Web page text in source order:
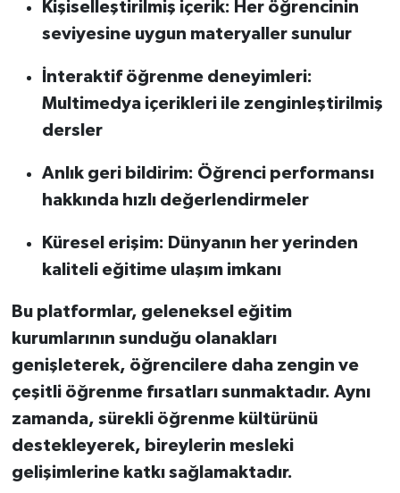
Kişiselleştirilmiş içerik: Her öğrencinin
seviyesine uygun materyaller sunulur
İnteraktif öğrenme deneyimleri:
Multimedya içerikleri ile zenginleştirilmiş
dersler
Anlık geri bildirim: Öğrenci performansı
hakkında hızlı değerlendirmeler
Küresel erişim: Dünyanın her yerinden
kaliteli eğitime ulaşım imkanı
Bu platformlar, geleneksel eğitim
kurumlarının sunduğu olanakları
genişleterek, öğrencilere daha zengin ve
çeşitli öğrenme fırsatları sunmaktadır. Aynı
zamanda, sürekli öğrenme kültürünü
destekleyerek, bireylerin mesleki
gelişimlerine katkı sağlamaktadır.